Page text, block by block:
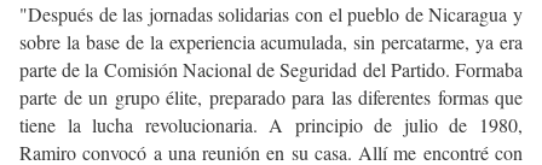
"Después de las jornadas solidarias con el pueblo de Nicaragua y
sobre la base de la experiencia acumulada, sin percatarme, ya era
parte de la Comisión Nacional de Seguridad del Partido. Formaba
parte de un grupo élite, preparado para las diferentes formas que
tiene la lucha revolucionaria. A principio de julio de 1980,
Ramiro convocó a una reunión en su casa. Allí me encontré con